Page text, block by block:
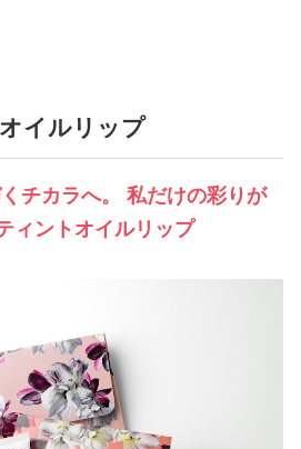
イルリップ
チカラへ。 私だけの彩りが
ィントオイルリップ